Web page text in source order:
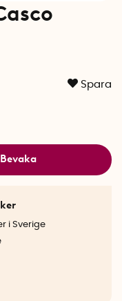
Spara
Bevaka
i Sverige